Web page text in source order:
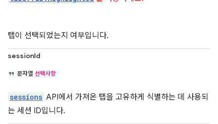
탭이 선택되었는지 여부입니다.
sessionId
문자열 선택사항
sessions API에서 가져온 탭을 고유하게 식별하는 데 사용되
는 세션 ID입니다.